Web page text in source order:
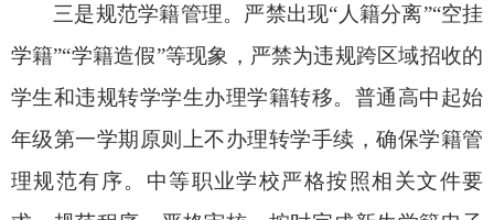
三是规范学籍管理。严禁出现“人籍分离”“空挂
学籍”“学籍造假”等现象，严禁为违规跨区域招收的
学生和违规转学学生办理学籍转移。普通高中起始
年级第一学期原则上不办理转学手续，确保学籍管
理规范有序。中等职业学校严格按照相关文件要